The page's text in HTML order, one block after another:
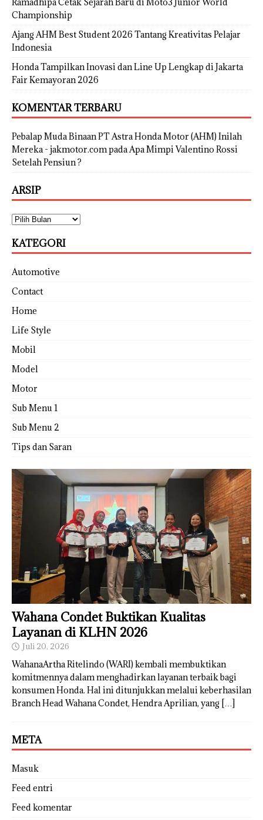
Championship
Ajang AHM Best Student 2026 Tantang Kreativitas Pelajar
Indonesia
Honda Tampilkan Inovasi dan Line Up Lengkap di Jakarta
Fair Kemayoran 2026
KOMENTAR TERBARU
Pebalap Muda Binaan PT Astra Honda Motor (AHM) Inilah
Mereka - jakmotor.compada Apa Mimpi Valentino Rossi
Setelah Pensiun ?
ARSIP
KATEGORI
Automotive
Contact
Home
Life Style
Mobil
Model
Motor
Sub Menu 1
Sub Menu 2
Tips dan Saran
Wahana Condet Buktikan Kualitas
Layanan di KLHN 2026
Juli 20, 2026
WahanaArtha Ritelindo (WARI) kembali membuktikan
komitmennya dalam menghadirkan layanan terbaik bagi
konsumen Honda. Hal ini ditunjukkan melalui keberhasilan
Branch Head Wahana Condet, Hendra Aprilian, yang […]
META
Masuk
Feed entri
Feed komentar